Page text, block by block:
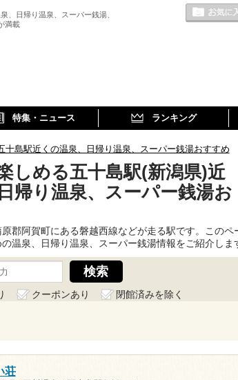
、日帰り温泉、スーパー銭湯、
満載
特集・ニュース ランキング
十島駅近くの温泉、日帰り温泉、スーパー銭湯おすすめ
しめる五十島駅(新潟県)近
帰り温泉、スーパー銭湯お
郡阿賀町にある磐越西線などが走る駅です。この
温泉、日帰り温泉、スーパー銭湯情報をご紹介しま
クーポンあり
閉館済みを除く
荘